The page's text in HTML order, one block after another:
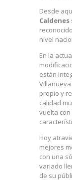
Desde
Caldenes
nivel
En la
están
propio y
calidad
vuelta
Hoy
mejores
con una
variado
de su